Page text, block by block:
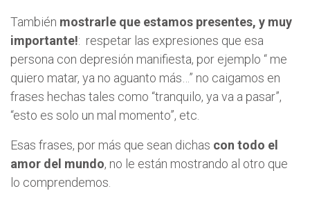
También mostrarle que estamos presentes, y muy
importante!: respetar las expresiones que esa
persona con depresión manifiesta, por ejemplo “ me
quiero matar, ya no aguanto más…” no caigamos en
frases hechas tales como “tranquilo, ya va a pasar”,
“esto es solo un mal momento”, etc.
Esas frases, por más que sean dichas con todo el
amor del mundo, no le están mostrando al otro que
lo comprendemos.